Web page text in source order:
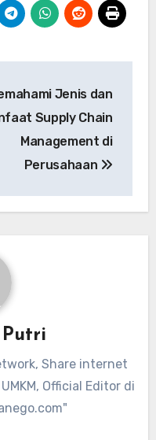
Jenis dan
Supply Chain
Management di
Perusahaan
Putri
Share internet
Official Editor di